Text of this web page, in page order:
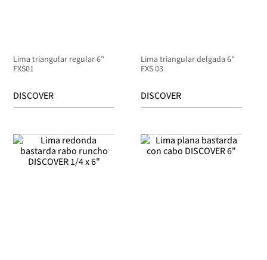
Lima triangular regular 6"
FXS01
DISCOVER
Lima triangular delgada 6"
FXS 03
DISCOVER